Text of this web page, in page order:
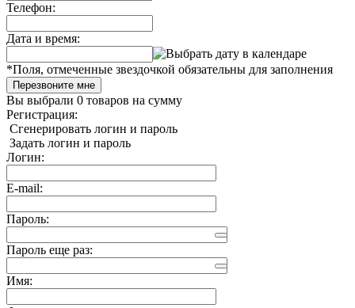
Телефон:
Дата и время:
*Поля, отмеченные звездочкой обязательны для заполнения
Перезвоните мне
Вы выбрали 0 товаров на сумму
Регистрация:
Сгенерировать логин и пароль
Задать логин и пароль
Логин:
E-mail:
Пароль:
Пароль еще раз:
Имя: